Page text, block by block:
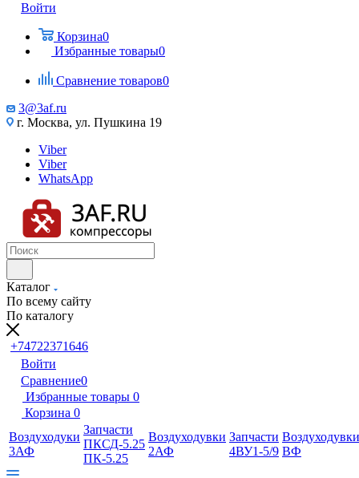
Войти
Корзина0
Избранные товары0
Сравнение товаров0
3@3af.ru
г. Москва, ул. Пушкина 19
Viber
Viber
WhatsApp
Каталог
По всему сайту
По каталогу
+74722371646
Войти
Сравнение0
Избранные товары 0
Корзина 0
Воздуходуки
3АФ
Запчасти
ПКСД-5.25
ПК-5.25
Воздуходувки
2АФ
Запчасти
4ВУ1-5/9
Воздуходувки
ВФ